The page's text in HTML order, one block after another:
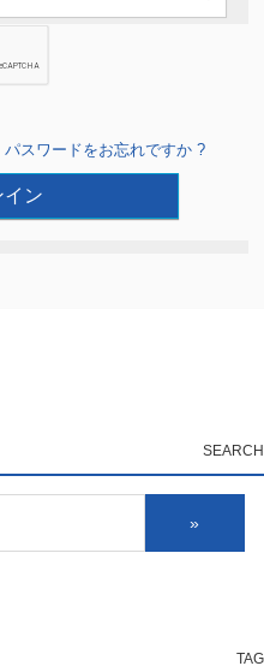
パスワードをお忘れですか ?